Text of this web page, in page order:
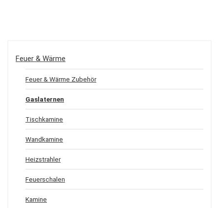
Feuer & Wärme
Feuer & Wärme Zubehör
Gaslaternen
Tischkamine
Wandkamine
Heizstrahler
Feuerschalen
Kamine